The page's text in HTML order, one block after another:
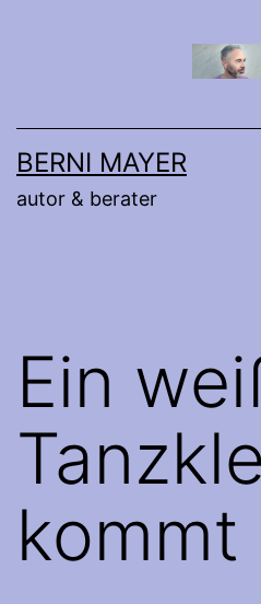
BERNI MAYER
autor & berater
Ein
kommt